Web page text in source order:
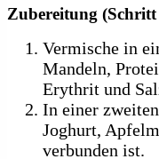
Zubereitung
Vermische in
Mandeln,
Erythrit und
In einer
Joghurt,
verbunden ist.